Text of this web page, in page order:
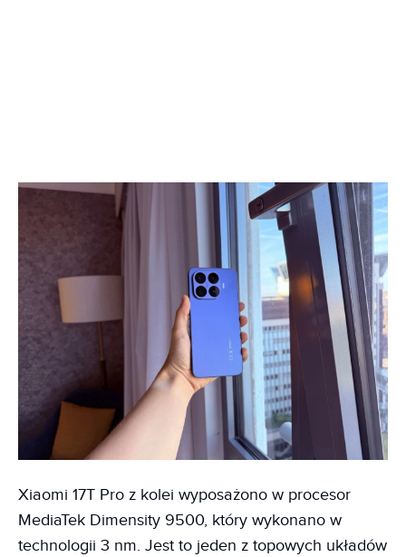
Xiaomi 17T Pro z kolei wyposażono w procesor
MediaTek Dimensity 9500, który wykonano w
technologii 3 nm. Jest to jeden z topowych układów